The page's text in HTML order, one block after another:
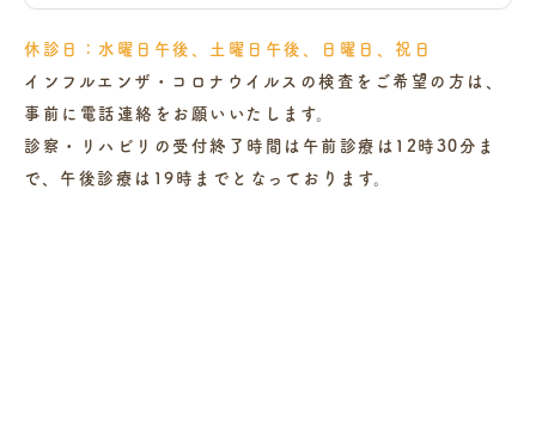
休診日：水曜日午後、土曜日午後、日曜日、祝日
インフルエンザ・コロナウイルスの検査をご希望の方は、
事前に電話連絡をお願いいたします。
診察・リハビリの受付終了時間は午前診療は12時30分ま
で、午後診療は19時までとなっております。